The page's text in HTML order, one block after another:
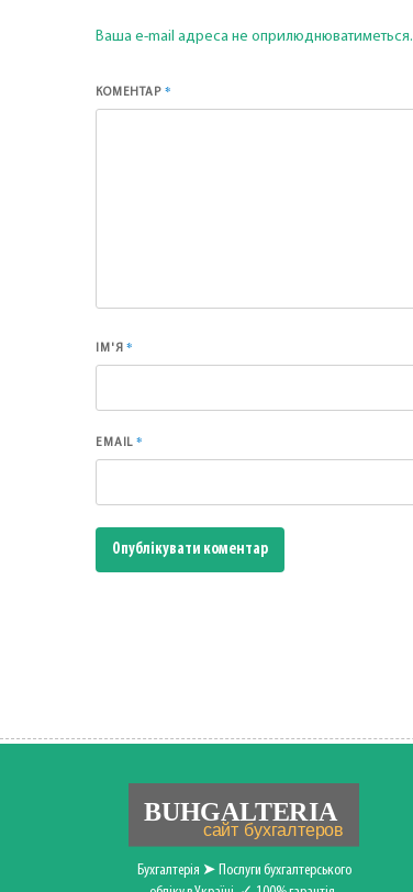
Ваша e-mail адреса не оприлюднюватиметься.
КОМЕНТАР *
ІМ'Я*
EMAIL*
Бухгалтерія ➤ Послуги бухгалтерського